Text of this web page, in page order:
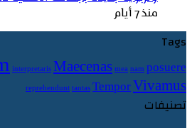
منذ 7 أيام
Tags
interpretaris Maecenas mea nam posuere
reprehendunt tantas Tempor Vivamus
تصنيفات